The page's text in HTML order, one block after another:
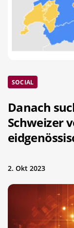
SOCIAL
Danach
Schweizer
2. Okt 2023